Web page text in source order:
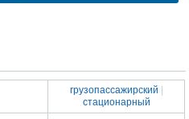
грузопассажирский
стационарный